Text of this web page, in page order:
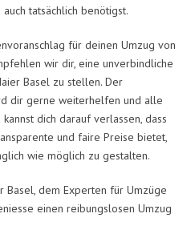
tatsächlich benötigst.
für deinen Umzug von
wir dir, eine unverbindliche
Basel zu stellen. Der
dir gerne weiterhelfen und alle
dich darauf verlassen, dass
und faire Preise bietet,
wie möglich zu gestalten.
Basel, dem Experten für Umzüge
einen reibungslosen Umzug